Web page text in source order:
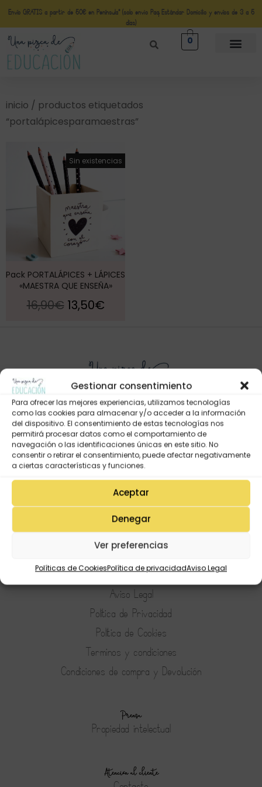
Gestionar consentimiento
Para ofrecer las mejores experiencias, utilizamos tecnologías
como las cookies para almacenar y/o acceder a la información
del dispositivo. El consentimiento de estas tecnologías nos
permitirá procesar datos como el comportamiento de
navegación o las identificaciones únicas en este sitio. No
consentir o retirar el consentimiento, puede afectar negativamente
a ciertas características y funciones.
Aceptar
Denegar
Ver preferencias
Políticas de CookiesPolítica de privacidadAviso Legal
Envío GRATIS a partir de 50€ en Península* (solo envio Paq Estándar Domicilio y envíos de 3 a 5
días)
0
inicio / productos etiquetados
“portalápicesparamaestras”
¡Oferta!
Sin existencias
Pack PORTALÁPICES + LÁPICES
«MAESTRA QUE ENSEÑA»
16,90€ 13,50€
Mi Cuenta
Lista de deseos
Mi Perfil
Descargas
Estado de mi pedido
Preguntas Frecuentes
Aviso Legal
Política de Privacidad
Política de Cookies
Terminos y condiciones
Condiciones de compra y Devolución
Prensa
Propiedad intelectual
Atención al cliente